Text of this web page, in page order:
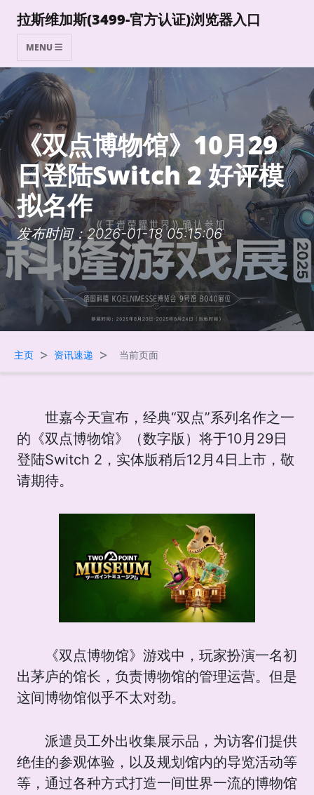
拉斯维加斯(3499-官方认证)浏览器入口
MENU
《双点博物馆》10月29
日登陆Switch 2 好评模
拟名作
发布时间：2026-01-18 05:15:06
主页 > 资讯速递 > 当前页面
世嘉今天宣布，经典“双点”系列名作之一
的《双点博物馆》（数字版）将于10月29日
登陆Switch 2，实体版稍后12月4日上市，敬
请期待。
《双点博物馆》游戏中，玩家扮演一名初
出茅庐的馆长，负责博物馆的管理运营。但是
这间博物馆似乎不太对劲。
派遣员工外出收集展示品，为访客们提供
绝佳的参观体验，以及规划馆内的导览活动等
等，通过各种方式打造一间世界一流的博物馆